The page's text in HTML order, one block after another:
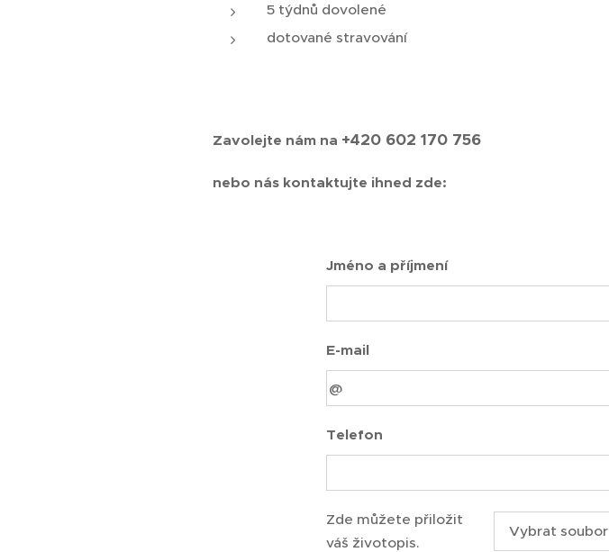
5 týdnů dovolené
dotované stravování
Zavolejte nám na +420 602 170 756
nebo nás kontaktujte ihned zde:
Jméno a příjmení
E-mail
Telefon
Zde můžete přiložit
váš životopis.
Vybrat soubor